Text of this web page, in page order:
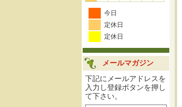
今日
定休日
定休日
メールマガジン
下記にメールアドレスを
入力し登録ボタンを押し
て下さい。